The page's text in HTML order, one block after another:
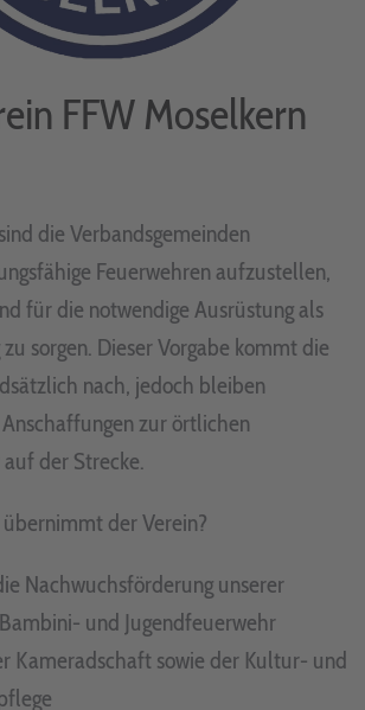
FFW Moselkern
die Verbandsgemeinden
Feuerwehren aufzustellen,
für die notwendige Ausrüstung als
sorgen. Dieser Vorgabe kommt die
nach, jedoch bleiben
zur örtlichen
der Strecke.
der Verein?
Nachwuchsförderung unserer
und Jugendfeuerwehr
Kameradschaft sowie der Kultur- und